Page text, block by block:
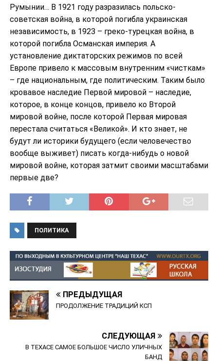
Румынии… В 1921 году разразилась польско-
советская война, в которой погибла украинская
независимость, в 1923 – греко-турецкая война, в
которой погибла Османская империя. А
установление диктаторских режимов по всей
Европе привело к массовым внутренним «чисткам»
– где национальным, где политическим. Таким было
кровавое наследие Первой мировой – наследие,
которое, в конце концов, привело ко Второй
мировой войне, после которой Первая мировая
перестала считаться «Великой». И кто знает, не
будут ли историки будущего (если человечество
вообще выживет) писать когда-нибудь о новой
мировой войне, которая затмит своими масштабами
первые две?
ПОЛИТИКА
ПРЕДЫДУЩАЯ
ПРОДОЛЖЕНИЕ ТРАДИЦИЙ КСП
СЛЕДУЮЩАЯ
В ТЕХАСЕ САМОЕ БОЛЬШОЕ ЧИСЛО УЛИЧНЫХ
БАНД